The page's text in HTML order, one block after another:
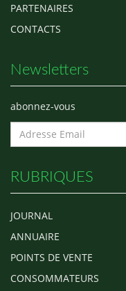
PARTENAIRES
CONTACTS
Newsletters
abonnez-vous
RUBRIQUES
JOURNAL
ANNUAIRE
POINTS DE VENTE
CONSOMMATEURS